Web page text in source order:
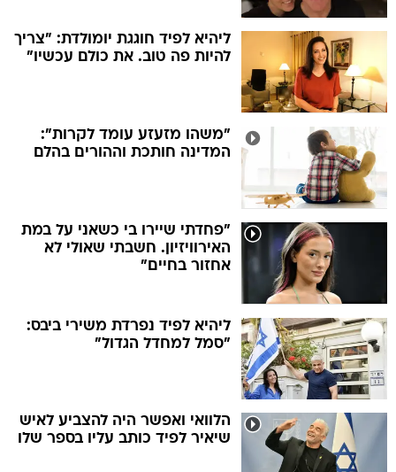
ליהיא לפיד חוגגת יומולדת: "צריך
להיות פה טוב. את כולם עכשיו"
"משהו מזעזע עומד לקרות":
המדינה חותכת וההורים בהלם
"פחדתי שיירו בי כשאני על במת
האירוויזיון. חשבתי שאולי לא
אחזור בחיים"
ליהיא לפיד נפרדת משירי ביבס:
"סמל למחדל הגדול"
הלוואי ואפשר היה להצביע לאיש
שיאיר לפיד כותב עליו בספר שלו